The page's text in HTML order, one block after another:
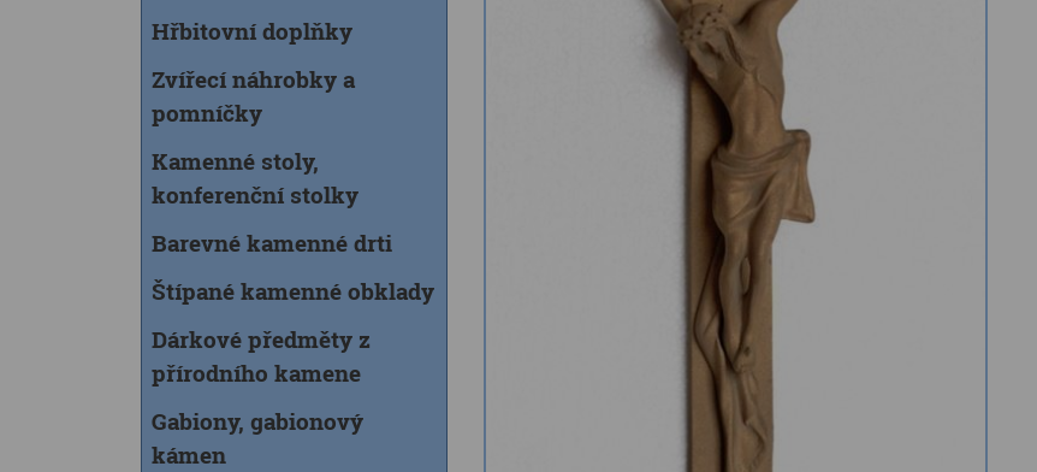
Hřbitovní doplňky
Zvířecí náhrobky a
pomníčky
Kamenné stoly,
konferenční stolky
Barevné kamenné drti
Štípané kamenné obklady
Dárkové předměty z
přírodního kamene
Gabiony, gabionový
kámen